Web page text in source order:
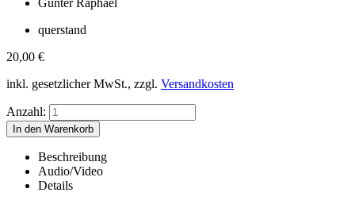
querstand
20,00 €
inkl. gesetzlicher MwSt., zzgl. Versandkosten
Anzahl:
Beschreibung
Audio/Video
Details